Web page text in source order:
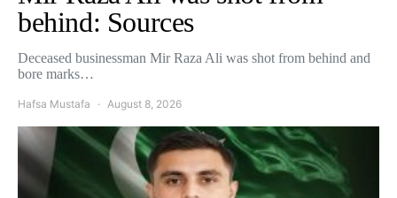
behind: Sources
Deceased businessman Mir Raza Ali was shot from behind and
bore marks…
Hafsa Mustafa August 8, 2026